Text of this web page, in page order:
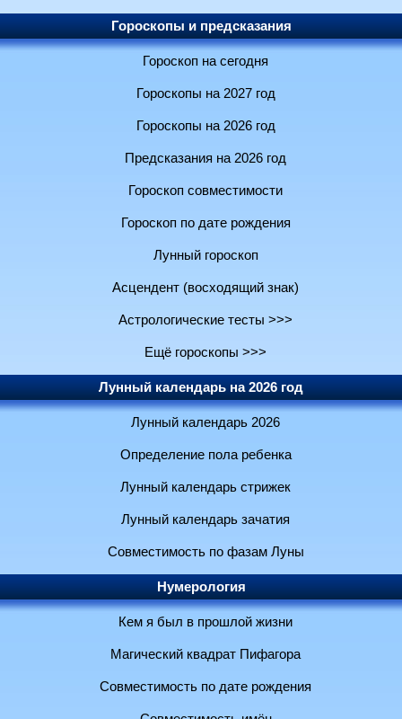
Гороскопы и предсказания
Гороскоп на сегодня
Гороскопы на 2027 год
Гороскопы на 2026 год
Предсказания на 2026 год
Гороскоп совместимости
Гороскоп по дате рождения
Лунный гороскоп
Асцендент (восходящий знак)
Астрологические тесты >>>
Ещё гороскопы >>>
Лунный календарь на 2026 год
Лунный календарь 2026
Определение пола ребенка
Лунный календарь стрижек
Лунный календарь зачатия
Совместимость по фазам Луны
Нумерология
Кем я был в прошлой жизни
Магический квадрат Пифагора
Совместимость по дате рождения